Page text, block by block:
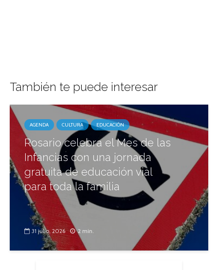
También te puede interesar
AGENDA CULTURA EDUCACIÓN
Rosario celebra el Mes de las
Infancias con una jornada
gratuita de educación vial
para toda la familia
31 julio, 2026 2 min.